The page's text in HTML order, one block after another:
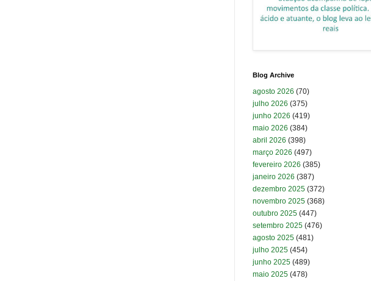
Blog Archive
agosto 2026 (70)
julho 2026 (375)
junho 2026 (419)
maio 2026 (384)
abril 2026 (398)
março 2026 (497)
fevereiro 2026 (385)
janeiro 2026 (387)
dezembro 2025 (372)
novembro 2025 (368)
outubro 2025 (447)
setembro 2025 (476)
agosto 2025 (481)
julho 2025 (454)
junho 2025 (489)
maio 2025 (478)